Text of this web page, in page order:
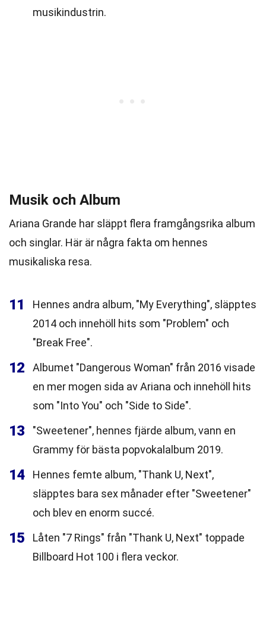
musikindustrin.
Musik och Album
Ariana Grande har släppt flera framgångsrika album
och singlar. Här är några fakta om hennes
musikaliska resa.
11
Hennes andra album, "My Everything", släpptes
2014 och innehöll hits som "Problem" och
"Break Free".
12
Albumet "Dangerous Woman" från 2016 visade
en mer mogen sida av Ariana och innehöll hits
som "Into You" och "Side to Side".
13
"Sweetener", hennes fjärde album, vann en
Grammy för bästa popvokalalbum 2019.
14
Hennes femte album, "Thank U, Next",
släpptes bara sex månader efter "Sweetener"
och blev en enorm succé.
15
Låten "7 Rings" från "Thank U, Next" toppade
Billboard Hot 100 i flera veckor.